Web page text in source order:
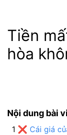
Tiền
hòa
Nội dung bài
❌ Cái giá